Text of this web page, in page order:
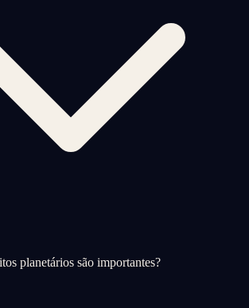
planetários são importantes?